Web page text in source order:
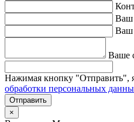
Ваш
Ваш
Ваше
Нажимая кнопку "Отправить",
обработки персональных
Отправить
×